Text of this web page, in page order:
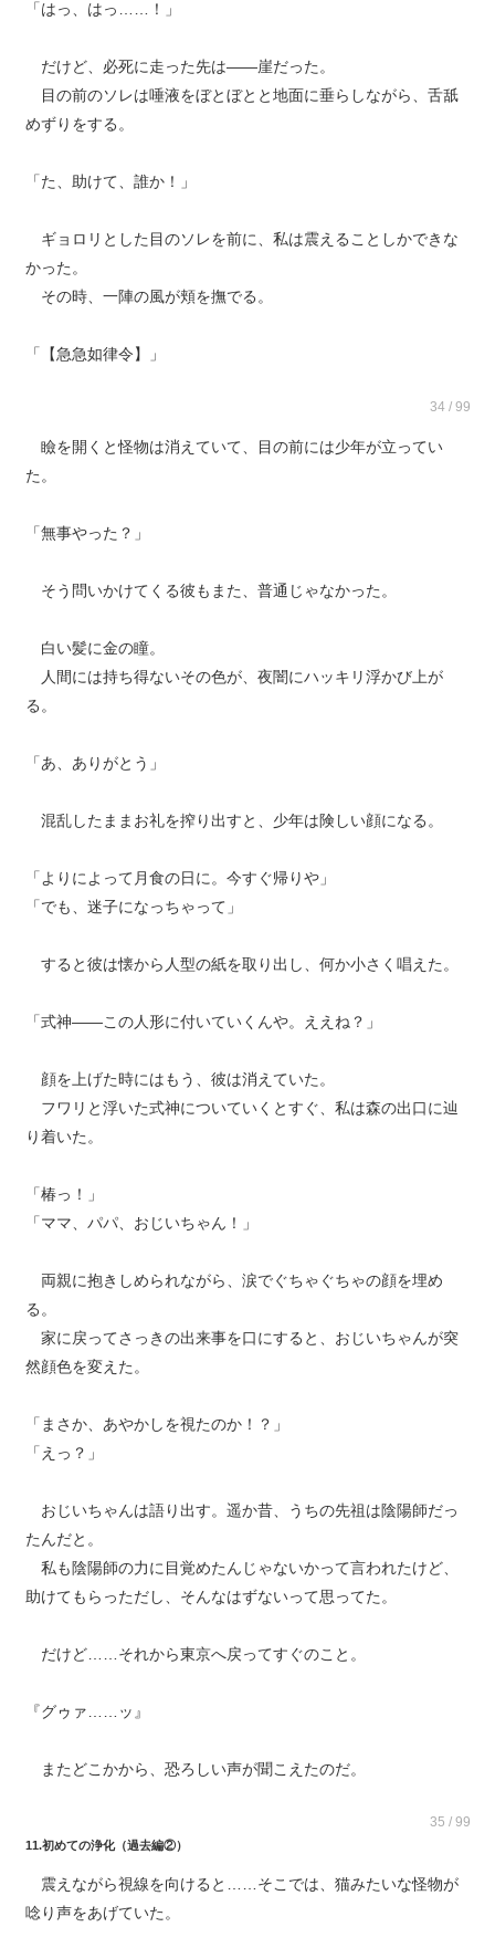
「はっ、はっ……！」
だけど、必死に走った先は――崖だった。
目の前のソレは唾液をぼとぼとと地面に垂らしながら、舌舐
めずりをする。
「た、助けて、誰か！」
ギョロリとした目のソレを前に、私は震えることしかできな
かった。
その時、一陣の風が頬を撫でる。
「【急急如律令】」
34 / 99
瞼を開くと怪物は消えていて、目の前には少年が立ってい
た。
「無事やった？」
そう問いかけてくる彼もまた、普通じゃなかった。
白い髪に金の瞳。
人間には持ち得ないその色が、夜闇にハッキリ浮かび上が
る。
「あ、ありがとう」
混乱したままお礼を搾り出すと、少年は険しい顔になる。
「よりによって月食の日に。今すぐ帰りや」
「でも、迷子になっちゃって」
すると彼は懐から人型の紙を取り出し、何か小さく唱えた。
「式神――この人形に付いていくんや。ええね？」
顔を上げた時にはもう、彼は消えていた。
フワリと浮いた式神についていくとすぐ、私は森の出口に辿
り着いた。
「椿っ！」
「ママ、パパ、おじいちゃん！」
両親に抱きしめられながら、涙でぐちゃぐちゃの顔を埋め
る。
家に戻ってさっきの出来事を口にすると、おじいちゃんが突
然顔色を変えた。
「まさか、あやかしを視たのか！？」
「えっ？」
おじいちゃんは語り出す。遥か昔、うちの先祖は陰陽師だっ
たんだと。
私も陰陽師の力に目覚めたんじゃないかって言われたけど、
助けてもらっただし、そんなはずないって思ってた。
だけど……それから東京へ戻ってすぐのこと。
『グゥァ……ッ』
またどこかから、恐ろしい声が聞こえたのだ。
35 / 99
11.初めての浄化（過去編②）
震えながら視線を向けると……そこでは、猫みたいな怪物が
唸り声をあげていた。